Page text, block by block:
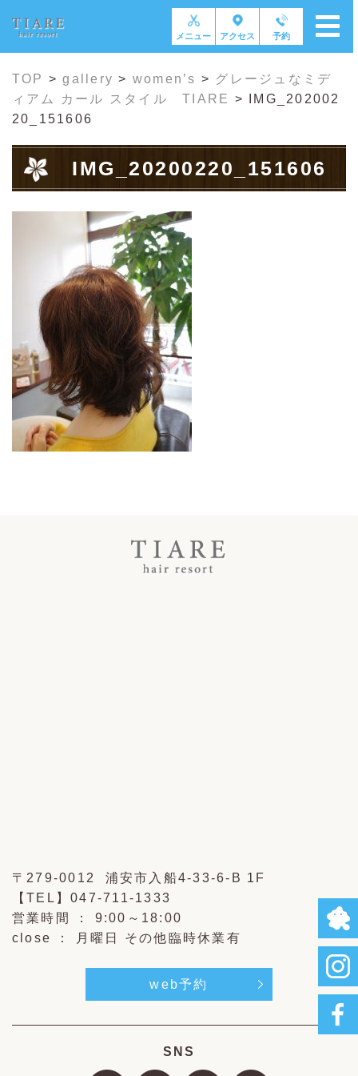
メニュー アクセス 予約
TOP >gallery > women’s > グレージュなミデ
ィアム カール スタイル TIARE >
IMG_202002
20_151606
IMG_20200220_151606
〒279-0012 浦安市入船4-33-6-B 1F
【TEL】047-711-1333
営業時間 ： 9:00～18:00
close ： 月曜日 その他臨時休業有
web予約
SNS